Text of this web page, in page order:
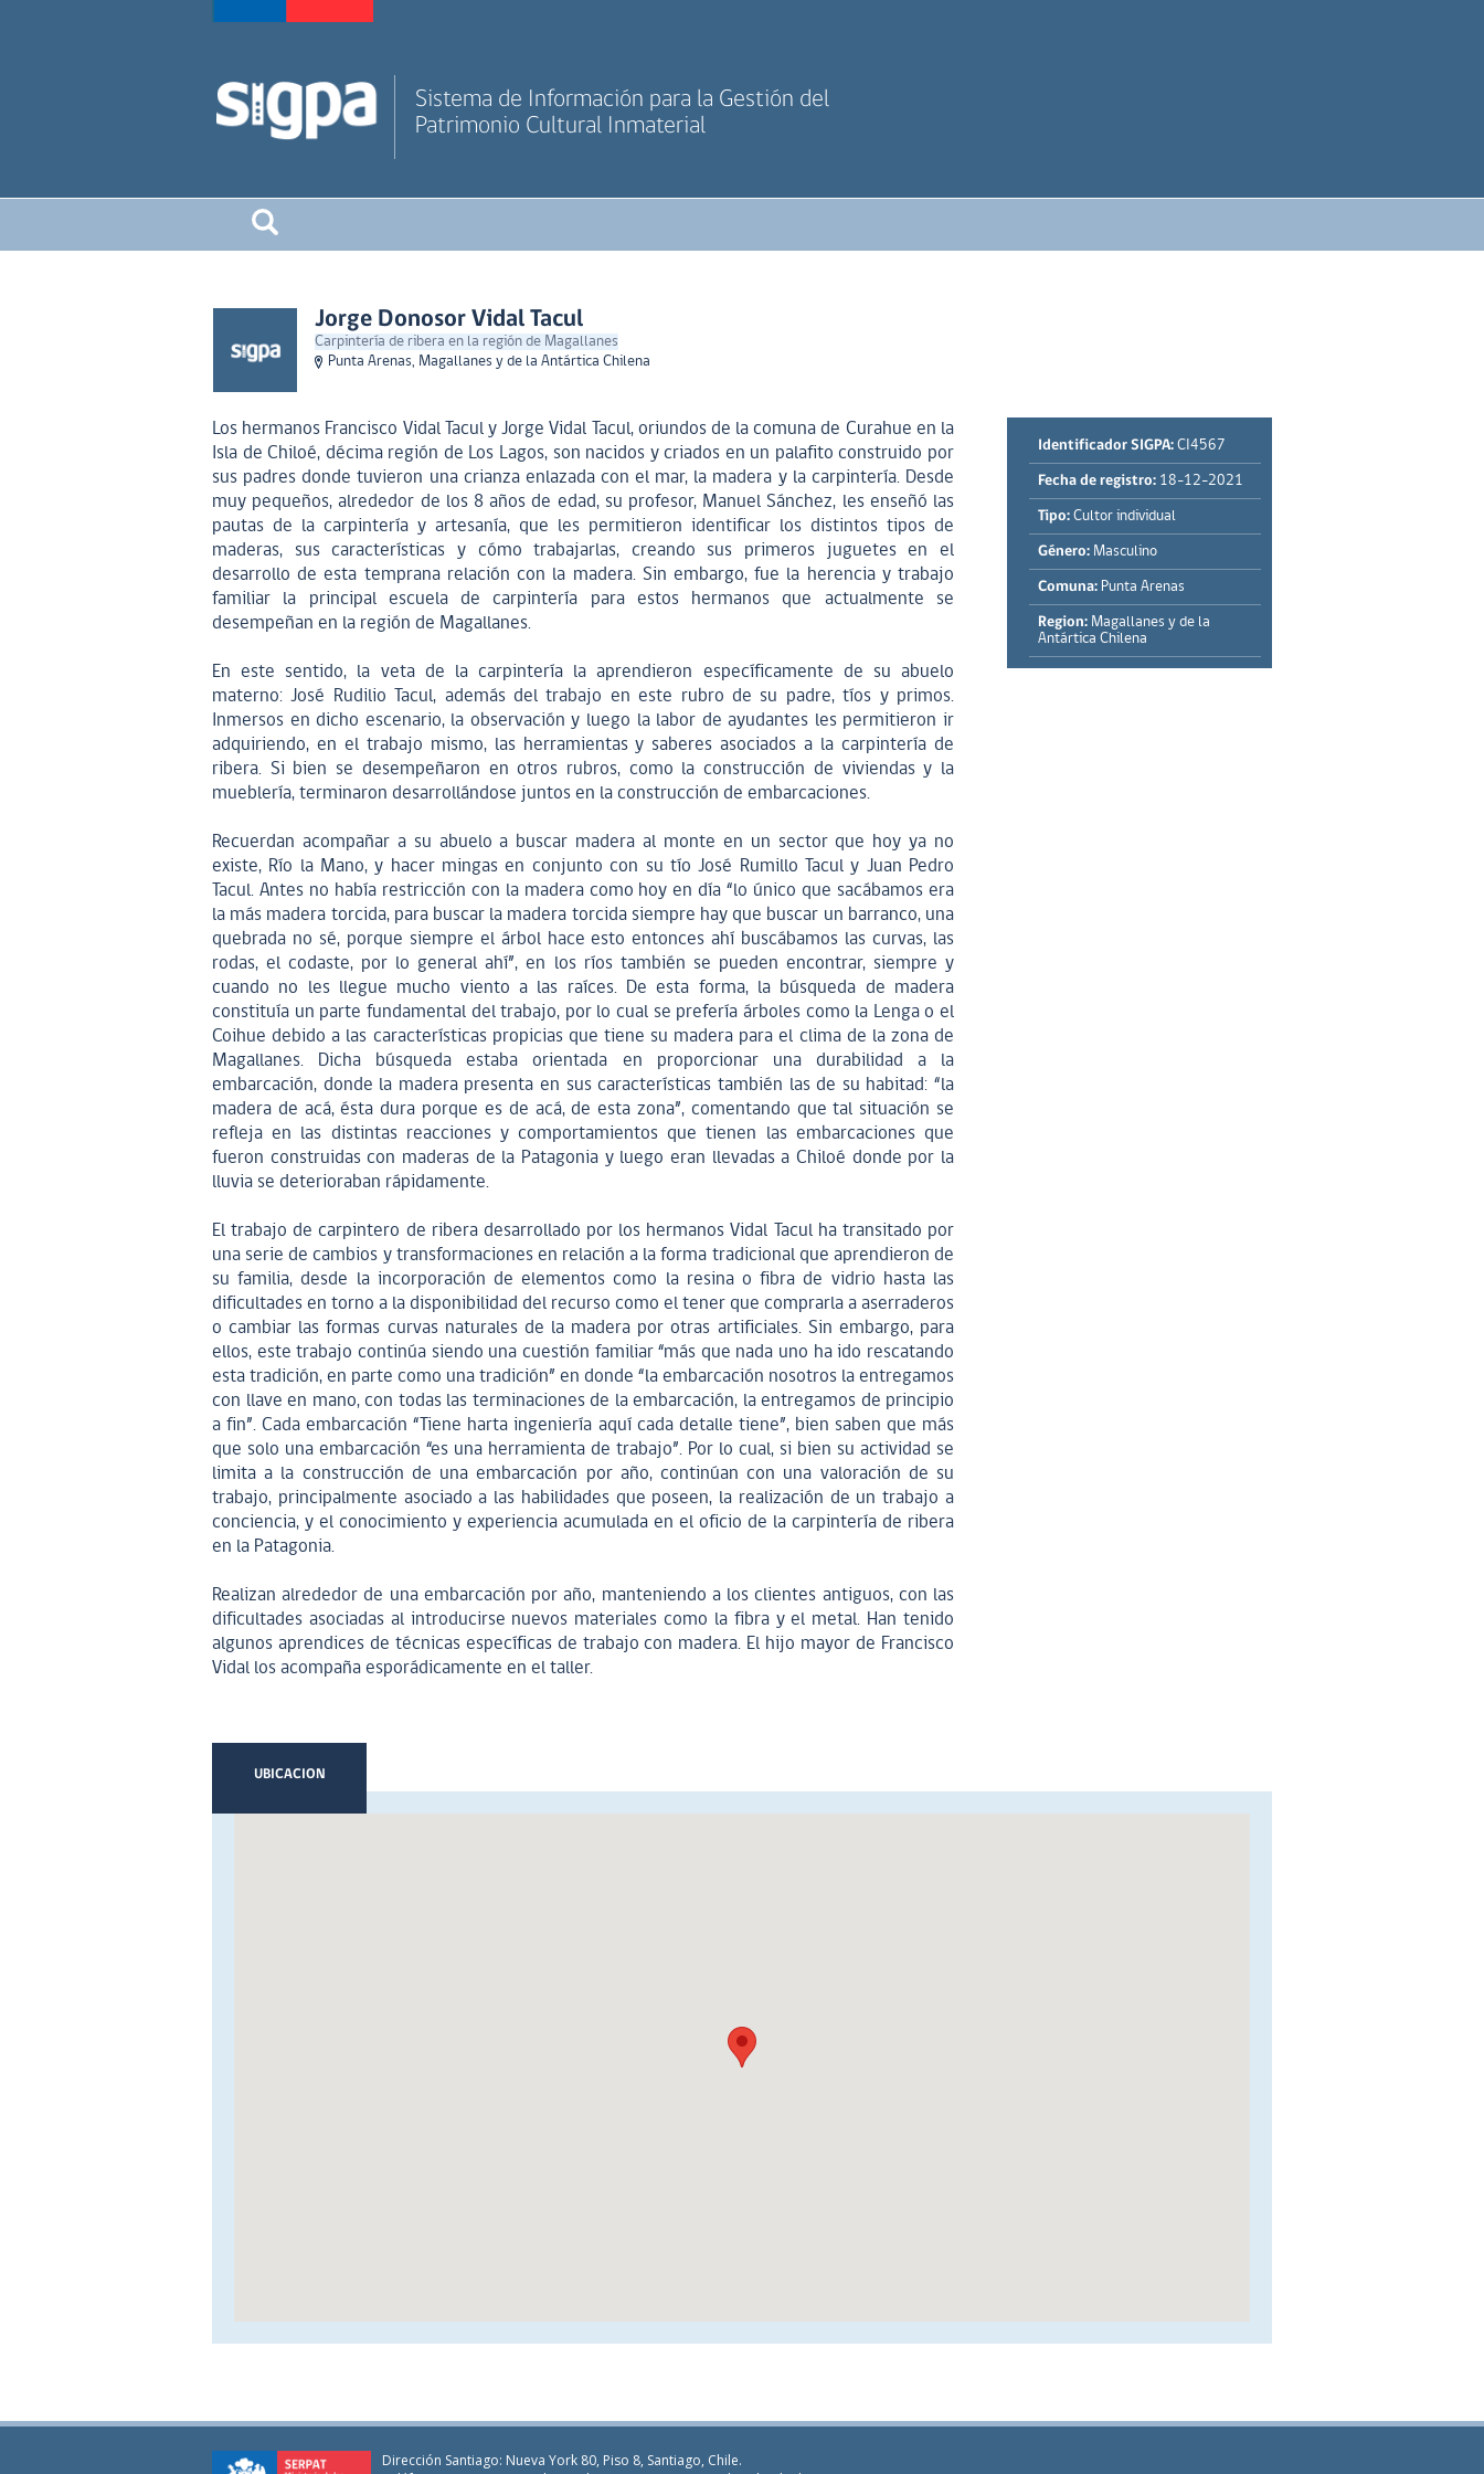
Sistema de Información para la Gestión del
Patrimonio Cultural Inmaterial
Jorge Donosor Vidal Tacul
Carpintería de ribera en la región de Magallanes
Punta Arenas, Magallanes y de la Antártica Chilena
Los hermanos Francisco Vidal Tacul y Jorge Vidal Tacul, oriundos de la comuna de Curahue en la
Isla de Chiloé, décima región de Los Lagos, son nacidos y criados en un palafito construido por
sus padres donde tuvieron una crianza enlazada con el mar, la madera y la carpintería. Desde
muy pequeños, alrededor de los 8 años de edad, su profesor, Manuel Sánchez, les enseñó las
pautas de la carpintería y artesanía, que les permitieron identificar los distintos tipos de
maderas, sus características y cómo trabajarlas, creando sus primeros juguetes en el
desarrollo de esta temprana relación con la madera. Sin embargo, fue la herencia y trabajo
familiar la principal escuela de carpintería para estos hermanos que actualmente se
desempeñan en la región de Magallanes.
En este sentido, la veta de la carpintería la aprendieron específicamente de su abuelo
materno: José Rudilio Tacul, además del trabajo en este rubro de su padre, tíos y primos.
Inmersos en dicho escenario, la observación y luego la labor de ayudantes les permitieron ir
adquiriendo, en el trabajo mismo, las herramientas y saberes asociados a la carpintería de
ribera. Si bien se desempeñaron en otros rubros, como la construcción de viviendas y la
mueblería, terminaron desarrollándose juntos en la construcción de embarcaciones.
Recuerdan acompañar a su abuelo a buscar madera al monte en un sector que hoy ya no
existe, Río la Mano, y hacer mingas en conjunto con su tío José Rumillo Tacul y Juan Pedro
Tacul. Antes no había restricción con la madera como hoy en día “lo único que sacábamos era
la más madera torcida, para buscar la madera torcida siempre hay que buscar un barranco, una
quebrada no sé, porque siempre el árbol hace esto entonces ahí buscábamos las curvas, las
rodas, el codaste, por lo general ahí”, en los ríos también se pueden encontrar, siempre y
cuando no les llegue mucho viento a las raíces. De esta forma, la búsqueda de madera
constituía un parte fundamental del trabajo, por lo cual se prefería árboles como la Lenga o el
Coihue debido a las características propicias que tiene su madera para el clima de la zona de
Magallanes. Dicha búsqueda estaba orientada en proporcionar una durabilidad a la
embarcación, donde la madera presenta en sus características también las de su habitad: “la
madera de acá, ésta dura porque es de acá, de esta zona”, comentando que tal situación se
refleja en las distintas reacciones y comportamientos que tienen las embarcaciones que
fueron construidas con maderas de la Patagonia y luego eran llevadas a Chiloé donde por la
lluvia se deterioraban rápidamente.
El trabajo de carpintero de ribera desarrollado por los hermanos Vidal Tacul ha transitado por
una serie de cambios y transformaciones en relación a la forma tradicional que aprendieron de
su familia, desde la incorporación de elementos como la resina o fibra de vidrio hasta las
dificultades en torno a la disponibilidad del recurso como el tener que comprarla a aserraderos
o cambiar las formas curvas naturales de la madera por otras artificiales. Sin embargo, para
ellos, este trabajo continúa siendo una cuestión familiar “más que nada uno ha ido rescatando
esta tradición, en parte como una tradición” en donde “la embarcación nosotros la entregamos
con llave en mano, con todas las terminaciones de la embarcación, la entregamos de principio
a fin”. Cada embarcación “Tiene harta ingeniería aquí cada detalle tiene”, bien saben que más
que solo una embarcación “es una herramienta de trabajo”. Por lo cual, si bien su actividad se
limita a la construcción de una embarcación por año, continúan con una valoración de su
trabajo, principalmente asociado a las habilidades que poseen, la realización de un trabajo a
conciencia, y el conocimiento y experiencia acumulada en el oficio de la carpintería de ribera
en la Patagonia.
Realizan alrededor de una embarcación por año, manteniendo a los clientes antiguos, con las
dificultades asociadas al introducirse nuevos materiales como la fibra y el metal. Han tenido
algunos aprendices de técnicas específicas de trabajo con madera. El hijo mayor de Francisco
Vidal los acompaña esporádicamente en el taller.
Identificador SIGPA: CI4567
Fecha de registro: 18-12-2021
Tipo: Cultor individual
Género: Masculino
Comuna: Punta Arenas
Region: Magallanes y de la
Antártica Chilena
UBICACION
Dirección Santiago: Nueva York 80, Piso 8, Santiago, Chile.